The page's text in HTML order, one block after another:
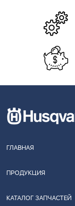
ГЛАВНАЯ
ПРОДУКЦИЯ
КАТАЛОГ ЗАПЧАСТЕЙ